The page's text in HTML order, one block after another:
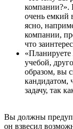
компании?»‎.
очень емкий
ясно,
компании,
что
учебой,
образом, вы
кандидатом,
задачу, так
Вы должны
он взвесил